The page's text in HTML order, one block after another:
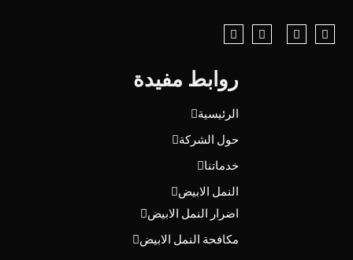
روابط مفيدة
الرئيسية
حول الشركة
خدماتنا
النمل الابيض
اضرار النمل الابيض
مكافحة النمل الابيض